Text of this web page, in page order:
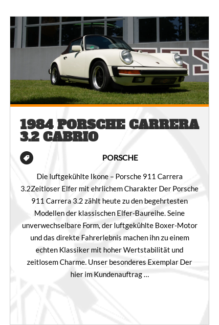
1984 PORSCHE CARRERA
3.2 CABRIO
PORSCHE
Die luftgekühlte Ikone – Porsche 911 Carrera
3.2Zeitloser Elfer mit ehrlichem Charakter Der Porsche
911 Carrera 3.2 zählt heute zu den begehrtesten
Modellen der klassischen Elfer-Baureihe. Seine
unverwechselbare Form, der luftgekühlte Boxer-Motor
und das direkte Fahrerlebnis machen ihn zu einem
echten Klassiker mit hoher Wertstabilität und
zeitlosem Charme. Unser besonderes Exemplar Der
hier im Kundenauftrag …